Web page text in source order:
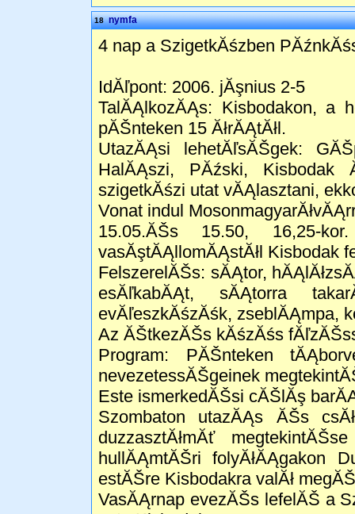
18 nymfa
4 nap a SzigetkĂśzben
IdĂľpont: 2006. jĂşnius 2-5
TalĂĄlkozĂĄs: Kisbodakon, a
pĂŠnteken 15 ĂłrĂĄtĂłl.
UtazĂĄsi lehetĂľsĂŠgek:
HalĂĄszi, PĂźski, Kisbodak
szigetkĂśzi utat vĂĄlasztani,
Vonat indul
15.05.ĂŠs 15.50, 16,25-
vasĂştĂĄllomĂĄstĂłl Kisbodak
FelszerelĂŠs: sĂĄtor,
esĂľkabĂĄt, sĂĄtorra
evĂľeszkĂśzĂśk, zseblĂĄmpa,
Az ĂŠtkezĂŠs kĂśzĂśs
Program: PĂŠnteken
nevezetessĂŠgeinek
Este ismerkedĂŠsi cĂŠlĂş
Szombaton utazĂĄs ĂŠs
duzzasztĂłmĂť
hullĂĄmtĂŠri folyĂłĂĄgakon
estĂŠre Kisbodakra valĂł
VasĂĄrnap evezĂŠs lefelĂŠ a